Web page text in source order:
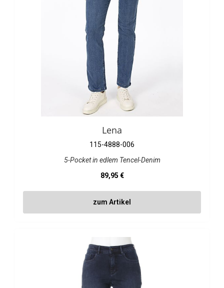
Lena
115-4888-006
5-Pocket in edlem Tencel-Denim
Regulärer Preis:
89,95 €
zum Artikel